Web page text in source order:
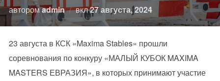
авторомadmin вклОпубликовано
27 августа, 2024
23 августа в КСК «Maxima Stables» прошли
соревнования по конкуру «МАЛЫЙ КУБОК MAXIMA
MASTERS ЕВРАЗИЯ», в которых принимают участие